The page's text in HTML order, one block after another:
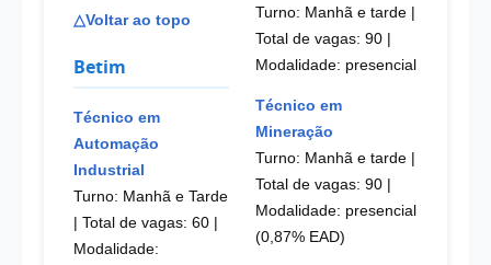
△Voltar ao topo
Betim
Técnico em
Automação
Industrial
Turno: Manhã e Tarde
| Total de vagas: 60 |
Modalidade:
Turno: Manhã e tarde |
Total de vagas: 90 |
Modalidade: presencial
Técnico em
Mineração
Turno: Manhã e tarde |
Total de vagas: 90
Modalidade: presencial
(0,87% EAD)